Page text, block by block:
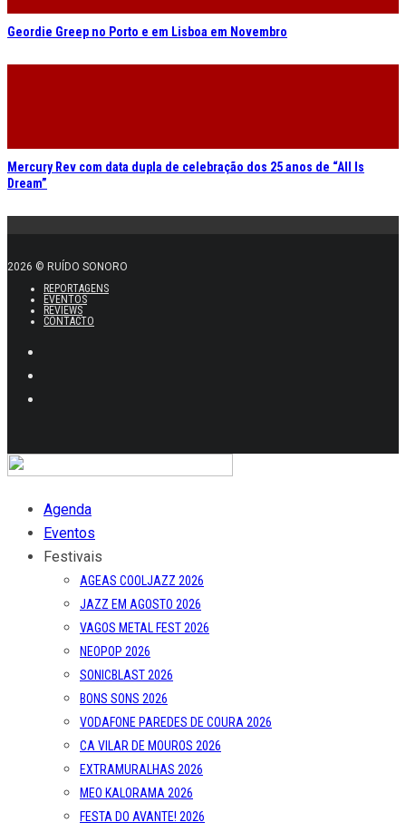
Geordie Greep no Porto e em Lisboa em Novembro
Mercury Rev com data dupla de celebração dos 25 anos de “All Is
Dream”
2026 © RUÍDO SONORO
REPORTAGENS
EVENTOS
REVIEWS
CONTACTO
Agenda
Eventos
Festivais
AGEAS COOLJAZZ 2026
JAZZ EM AGOSTO 2026
VAGOS METAL FEST 2026
NEOPOP 2026
SONICBLAST 2026
BONS SONS 2026
VODAFONE PAREDES DE COURA 2026
CA VILAR DE MOUROS 2026
EXTRAMURALHAS 2026
MEO KALORAMA 2026
FESTA DO AVANTE! 2026